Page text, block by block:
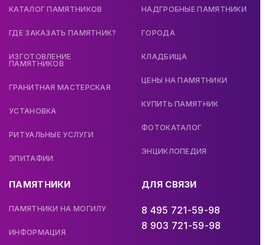
КАТАЛОГ ПАМЯТНИКОВ
ГДЕ ЗАКАЗАТЬ ПАМЯТНИК?
ИЗГОТОВЛЕНИЕ
ПАМЯТНИКОВ
ГРАНИТНАЯ МАСТЕРСКАЯ
УСТАНОВКА
РИТУАЛЬНЫЕ УСЛУГИ
ЭПИТАФИИ
НАДГРОБНЫЕ ПАМЯТНИКИ
ГОРОДА
КЛАДБИЩА
ЦЕНЫ НА ПАМЯТНИКИ
КУПИТЬ ПАМЯТНИК
ФОТОКАТАЛОГ
ЭНЦИКЛОПЕДИЯ
ПАМЯТНИКИ
ПАМЯТНИКИ НА МОГИЛУ
ИНФОРМАЦИЯ
ДЛЯ СВЯЗИ
8 495 721-59-98
8 903 721-59-98